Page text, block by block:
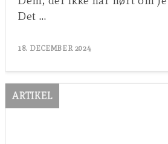
Det …
18. DECEMBER 2024
ARTIKEL